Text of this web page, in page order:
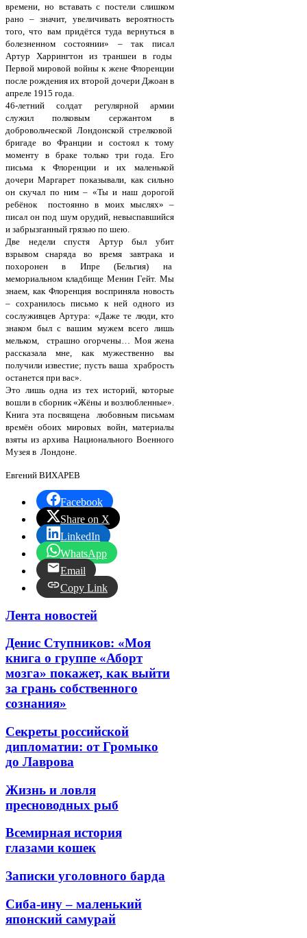
времени, но вставать с постели слишком
рано – значит, увеличивать вероятность
того, что вам придётся туда вернуться в
болезненном состоянии» – так писал
Артур Харрингтон из траншеи в годы
Первой мировой войны к жене Флоренции
после рождения их второй дочери Джоан в
апреле 1915 года.
46-летний солдат регулярной армии
служил полковым сержантом в
добровольческой Лондонской стрелковой
бригаде во Франции и состоял к тому
моменту в браке только три года. Его
письма к Флоренции и их маленькой
дочери Маргарет показывали, как сильно
он скучал по ним – «Ты и наш дорогой
ребёнок постоянно в моих мыслях» –
писал он под шум орудий, невыспавшийся
и забрызганный грязью по шею.
Две недели спустя Артур был убит
взрывом снаряда во время завтрака и
похоронен в Ипре (Бельгия) на
мемориальном кладбище Менин Гейт. Мы
знаем, как Флоренция восприняла новость
– сохранилось письмо к ней одного из
сослуживцев Артура: «Даже те люди, кто
знаком был с вашим мужем всего лишь
мельком, страшно огорчены… Моя жена
рассказала мне, как мужественно вы
получили известие; пусть ваша храбрость
останется при вас».
Это лишь одна из тех историй, которые
вошли в сборник «Жёны и возлюбленные».
Книга эта посвящена любовным письмам
времён обоих мировых войн, материалы
взяты из архива Национального Военного
Музея в Лондоне.
Евгений ВИХАРЕВ
Facebook
Share on X
LinkedIn
WhatsApp
Email
Copy Link
Лента новостей
Денис Ступников: «Моя
книга о группе «Аборт
мозга» покажет, как выйти
за грань собственного
сознания»
Секреты российской
дипломатии: от Громыко
до Лаврова
Жизнь и ловля
пресноводных рыб
Всемирная история
глазами кошек
Записки уголовного барда
Сиба-ину – маленький
японский самурай